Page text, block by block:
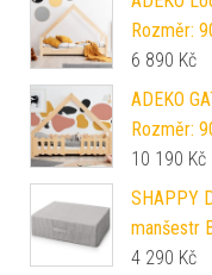
Rozměr:
6 890 Kč
ADEKO
Rozměr:
10 190 Kč
SHAPPY
manšestr
4 290 Kč